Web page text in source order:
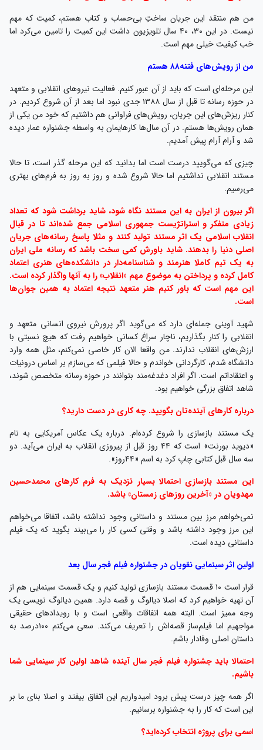
چیزی که می‌گویید درست است اما بدانید که این مرحله گذر است، تا حالا
مستند انقلابی نداشتیم اما حالا شروع شده و روز به روز به فرم‌های بهتری
می‌رسیم.
اگر بیرون از ایران به این مستند نگاه شود، شاید برداشت شود که تعداد
انقلاب اسلامی یک اثر مستند تولید کنند و مثلا پاسخ رسانه‌های جریان
اصلی دنیا را بدهند. شاید باورش کمی سخت باشد که رسانه ملی ایران
به یک تیم کاملا هنرمند و شناسنامه‌دار در دانشکده‌های هنری اعتماد
کامل کرده و پرداختن به موضوع مهم «انقلاب» را به آنها واگذار کرده است.
این مهم است که باور کنیم هنر متعهد نتیجه اعتماد به همین جوان‌ها
شهید آوینی جمله‌ای دارد که می‌گوید اگر پرورش نیروی انسانی متعهد و
انقلابی را کنار بگذاریم، ناچار سراغ کسانی خواهیم رفت که هیچ نسبتی با
ارزش‌های انقلاب ندارند. من واقعا الان کار خاصی نمی‌کنم، مثل همه وارد
دانشگاه شدم، کارگردانی خواندم و حالا فیلمی که می‌سازم بر اساس درونیات
و اعتقاداتم است. اگر افراد دغدغه‌مند بتوانند در حوزه رسانه متخصص شوند،
شاهد اتفاق بزرگی خواهیم بود.
درباره کارهای آینده‌تان بگویید. چه کاری در دست دارید؟
یک مستند بازسازی را شروع کرده‌ام. درباره یک عکاس آمریکایی به نام
این مستند بازسازی احتمالا بسیار نزدیک به فرم کارهای محمدحسین
مهدویان در «آخرین روزهای زمستان» باشد.
نمی‌خواهم مرز بین مستند و داستانی وجود نداشته باشد، اتفاقا می‌خواهم
این مرز وجود داشته باشد و وقتی کسی کار را می‌بیند بگوید که یک فیلم
داستانی دیده است.
اولین اثر سینمایی نقویان در جشنواره فیلم فجر سال بعد
قرار است ۱۰ قسمت مستند بازسازی تولید کنیم و یک قسمت سینمایی هم از
آن تهیه خواهیم کرد که اصلا دیالوگ و قصه دارد. همین دیالوگ نویسی یک
وجه ممیز است. البته همه اتفاقات واقعی است و با رویدادهای حقیقی
مواجهیم اما فیلم‌ساز قصه‌اش را تعریف می‌کند. سعی می‌کنم ۱۰۰درصد به
داستان اصلی وفادار باشم.
احتمالا باید جشنواره فیلم فجر سال آینده شاهد اولین کار سینمایی شما
باشیم.
اگر همه چیز درست پیش برود امیدواریم این اتفاق بیفتد و اصلا بنای ما بر
این است که کار را به جشنواره برسانیم.
اسمی برای پروژه انتخاب کرده‌اید؟
هنوز نه اما احتمالا همان «۴۴روز» باشد. «بورنت» داستان جالبی دارد. یک
آدم چپ ضد امپریالیسم است که با انقلاب همراه می‌شود. انقلاب اسلامی به
روایت یک آمریکایی، خود به خود جذاب است، ما هم این را دراماتیزه
می‌کنیم تا کار قوی‌تری شاهد باشیم.
روایت حوادث تاریخی همیشه جذاب است. مثلا «بورنت» زاویه نگاه
متفاوتی از فرار شاه دارد. شاید همه همان صحنه فرودگاه را به یاد داشته
باشیم، اما «بورنت» بیرون از فرودگاه و در کنار سایر خبرنگار ها است. احتمالا